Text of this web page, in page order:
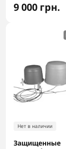
9 000 грн.
Нет в наличии
Защищенные